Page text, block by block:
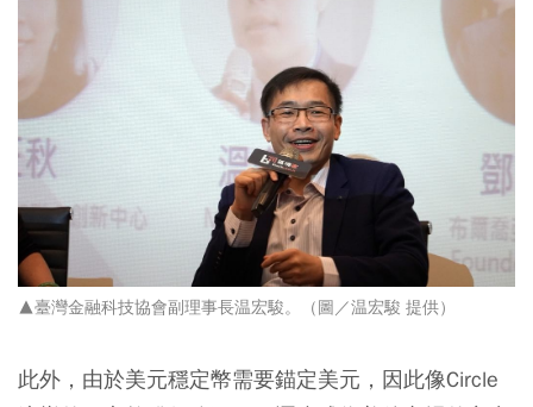
▲臺灣金融科技協會副理事長温宏駿。（圖／温宏駿 提供）
此外，由於美元穩定幣需要錨定美元，因此像Circle